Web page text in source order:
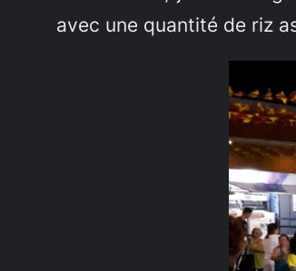
avec une quantité de riz